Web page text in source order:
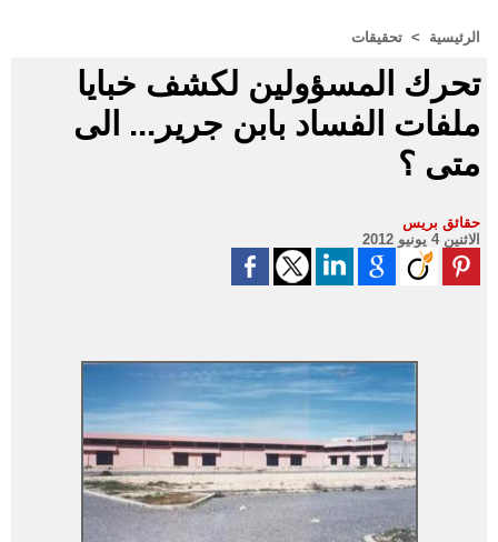
الرئيسية > تحقيقات
تحرك المسؤولين لكشف خبايا
ملفات الفساد بابن جرير... الى
متى ؟
حقائق بريس
الاثنين 4 يونيو 2012